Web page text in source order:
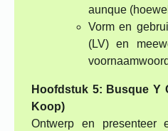
aunque
Vorm en
(LV) en
Hoofdstuk 5: Busque Y
Koop)
Ontwerp en presenteer